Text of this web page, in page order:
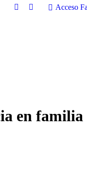
FacebookTwitter
Acceso
en familia